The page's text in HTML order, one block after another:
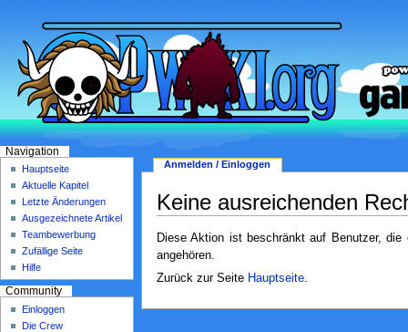
Keine ausreichenden
Diese Aktion ist beschränkt auf Benutzer, die
angehören.
Zurück zur Seite Hauptseite.
Anmelden / Einloggen
Navigation
Hauptseite
Aktuelle Kapitel
Letzte Änderungen
Ausgezeichnete Artikel
Teambewerbung
Zufällige Seite
Hilfe
Community
Einloggen
Die Crew